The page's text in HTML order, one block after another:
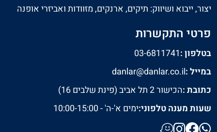
יצור, ייבוא ושיווק: תיקים, ארנקים, מזוודות ואביזרי אופנה
פרטי התקשרות
בטלפון :03-6811741
במייל :danlar@danlar.co.il
כתובת :הכישור 2 תל אביב (פינת שלבים 16)
שעות מענה טלפוני:ימים א'-ה' - 10:00-15:00